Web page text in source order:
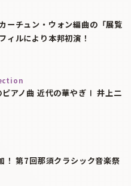
ーチュン・ウォン編曲の「展覧
ィルにより本邦初演！
ピアノ曲 近代の華やぎⅠ 井上二
！ 第7回那須クラシック音楽祭